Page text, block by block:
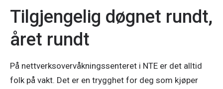
Tilgjengelig døgnet rundt,
året rundt
På nettverksovervåkningssenteret i NTE er det alltid
folk på vakt. Det er en trygghet for deg som kjøper